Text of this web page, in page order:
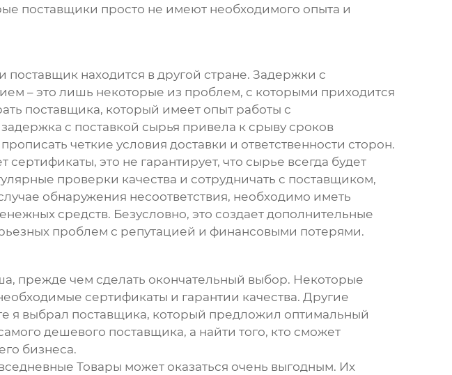
поставщики просто не имеют необходимого опыта и
находится в другой стране. Задержки с
– это лишь некоторые из проблем, с которыми приходится
поставщика, который имеет опыт работы с
с поставкой сырья привела к срыву сроков
четкие условия доставки и ответственности сторон.
это не гарантирует, что сырье всегда будет
проверки качества и сотрудничать с поставщиком,
обнаружения несоответствия, необходимо иметь
средств. Безусловно, это создает дополнительные
проблем с репутацией и финансовыми потерями.
, прежде чем сделать окончательный выбор. Некоторые
сертификаты и гарантии качества. Другие
я выбрал поставщика, который предложил оптимальный
дешевого поставщика, а найти того, кто сможет
бизнеса.
Товары может оказаться очень выгодным. Их